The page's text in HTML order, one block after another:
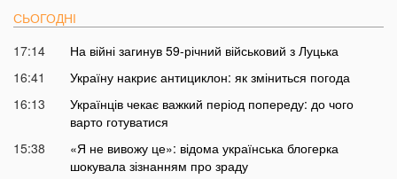
СЬОГОДНІ
17:14
На війні загинув 59-річний військовий з Луцька
16:41
Україну накриє антициклон: як зміниться погода
16:13
Українців чекає важкий період попереду: до чого
варто готуватися
15:38
«Я не вивожу це»: відома українська блогерка
шокувала зізнанням про зраду